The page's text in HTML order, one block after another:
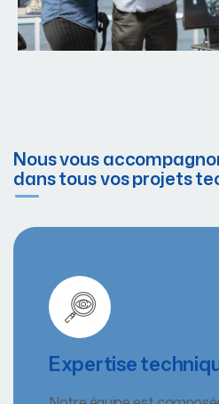
Nous vous
dans tous vos projets
Expertise